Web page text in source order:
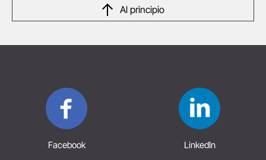
Al principio
Facebook LinkedIn